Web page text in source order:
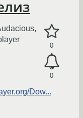
0
0
Dow...